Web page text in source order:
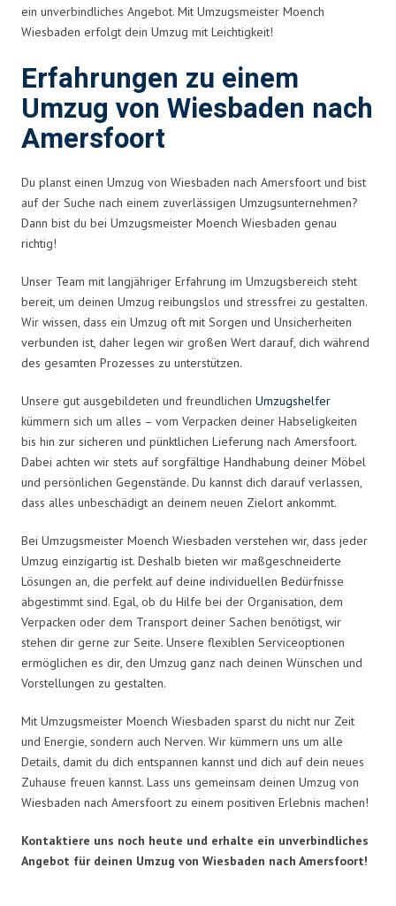
ein unverbindliches Angebot. Mit Umzugsmeister Moench
Wiesbaden erfolgt dein Umzug mit Leichtigkeit!
Erfahrungen zu einem
Umzug von Wiesbaden nach
Amersfoort
Du planst einen Umzug von Wiesbaden nach Amersfoort und bist
auf der Suche nach einem zuverlässigen Umzugsunternehmen?
Dann bist du bei Umzugsmeister Moench Wiesbaden genau
richtig!
Unser Team mit langjähriger Erfahrung im Umzugsbereich steht
bereit, um deinen Umzug reibungslos und stressfrei zu gestalten.
Wir wissen, dass ein Umzug oft mit Sorgen und Unsicherheiten
verbunden ist, daher legen wir großen Wert darauf, dich während
des gesamten Prozesses zu unterstützen.
Unsere gut ausgebildeten und freundlichen Umzugshelfer
kümmern sich um alles – vom Verpacken deiner Habseligkeiten
bis hin zur sicheren und pünktlichen Lieferung nach Amersfoort.
Dabei achten wir stets auf sorgfältige Handhabung deiner Möbel
und persönlichen Gegenstände. Du kannst dich darauf verlassen,
dass alles unbeschädigt an deinem neuen Zielort ankommt.
Bei Umzugsmeister Moench Wiesbaden verstehen wir, dass jeder
Umzug einzigartig ist. Deshalb bieten wir maßgeschneiderte
Lösungen an, die perfekt auf deine individuellen Bedürfnisse
abgestimmt sind. Egal, ob du Hilfe bei der Organisation, dem
Verpacken oder dem Transport deiner Sachen benötigst, wir
stehen dir gerne zur Seite. Unsere flexiblen Serviceoptionen
ermöglichen es dir, den Umzug ganz nach deinen Wünschen und
Vorstellungen zu gestalten.
Mit Umzugsmeister Moench Wiesbaden sparst du nicht nur Zeit
und Energie, sondern auch Nerven. Wir kümmern uns um alle
Details, damit du dich entspannen kannst und dich auf dein neues
Zuhause freuen kannst. Lass uns gemeinsam deinen Umzug von
Wiesbaden nach Amersfoort zu einem positiven Erlebnis machen!
Kontaktiere uns noch heute und erhalte ein unverbindliches
Angebot für deinen Umzug von Wiesbaden nach Amersfoort!